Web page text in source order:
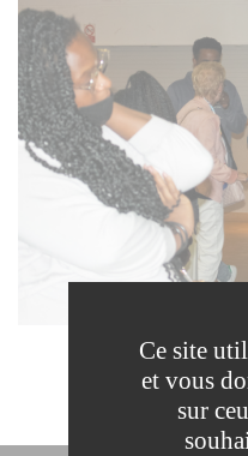
Ce site
et vous
sur